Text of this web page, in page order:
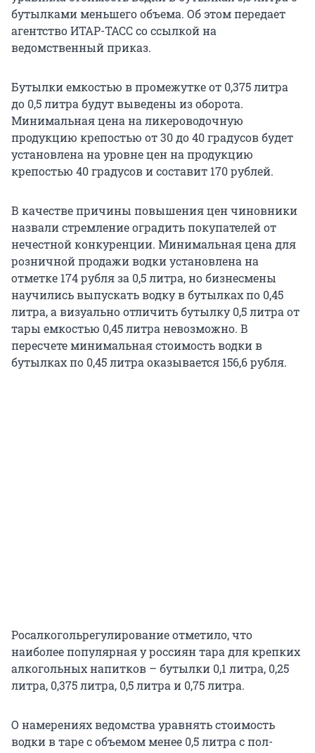
бутылками меньшего объема. Об этом передает
агентство ИТАР-ТАСС со ссылкой на
ведомственный приказ.
Бутылки емкостью в промежутке от 0,375 литра
до 0,5 литра будут выведены из оборота.
Минимальная цена на ликероводочную
продукцию крепостью от 30 до 40 градусов будет
установлена на уровне цен на продукцию
крепостью 40 градусов и составит 170 рублей.
В качестве причины повышения цен чиновники
назвали стремление оградить покупателей от
нечестной конкуренции. Минимальная цена для
розничной продажи водки установлена на
отметке 174 рубля за 0,5 литра, но бизнесмены
научились выпускать водку в бутылках по 0,45
литра, а визуально отличить бутылку 0,5 литра от
тары емкостью 0,45 литра невозможно. В
пересчете минимальная стоимость водки в
бутылках по 0,45 литра оказывается 156,6 рубля.
Росалкогольрегулирование отметило, что
наиболее популярная у россиян тара для крепких
алкогольных напитков – бутылки 0,1 литра, 0,25
литра, 0,375 литра, 0,5 литра и 0,75 литра.
О намерениях ведомства уравнять стоимость
водки в таре с объемом менее 0,5 литра с пол-